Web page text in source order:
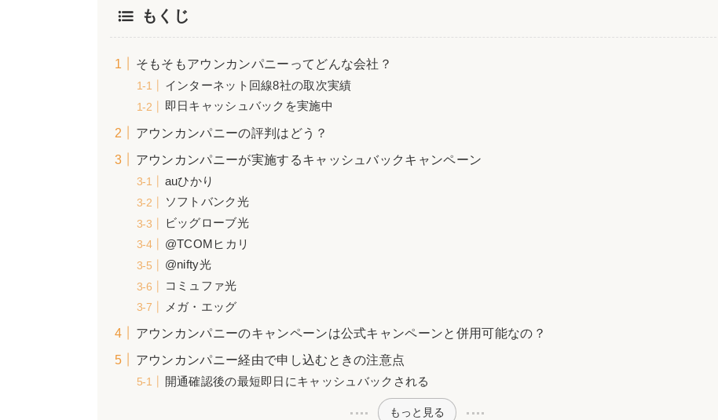
もくじ
そもそもアウンカンパニーってどんな会社？
インターネット回線8社の取次実績
即日キャッシュバックを実施中
アウンカンパニーの評判はどう？
アウンカンパニーが実施するキャッシュバックキャンペーン
auひかり
ソフトバンク光
ビッグローブ光
@TCOMヒカリ
@nifty光
コミュファ光
メガ・エッグ
アウンカンパニーのキャンペーンは公式キャンペーンと併用可能なの？
アウンカンパニー経由で申し込むときの注意点
開通確認後の最短即日にキャッシュバックされる
もっと見る